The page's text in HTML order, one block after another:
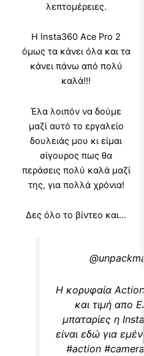
λεπτομέρειες.
Η Insta360 Ace Pro 2
όμως τα κάνει όλα και τα
κάνει πάνω από πολύ
καλά!!!
Έλα λοιπόν να δούμε
μαζί αυτό το εργαλείο
δουλειάς μου κι είμαι
σίγουρος πως θα
περάσεις πολύ καλά μαζί
της, για πολλά χρόνια!
Δες όλο το βίντεο και…
Η κορυφαία
και τιμή απο
μπαταρίες η
είναι εδώ για
#action #camera